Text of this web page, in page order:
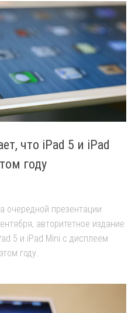
что iPad 5 и iPad
году
очередной презентации
авторитетное издание
5 и iPad Mini с дисплеем
году.